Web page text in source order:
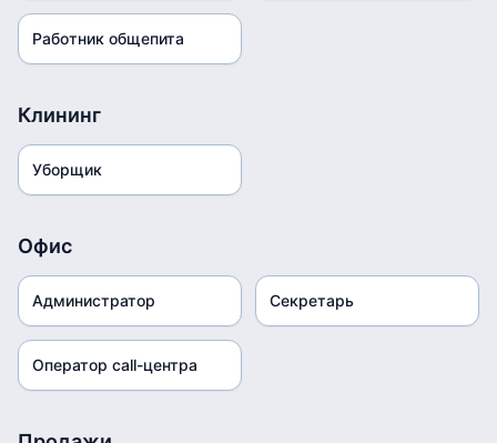
Работник общепита
Клининг
Уборщик
Офис
Администратор Секретарь
Оператор call-центра